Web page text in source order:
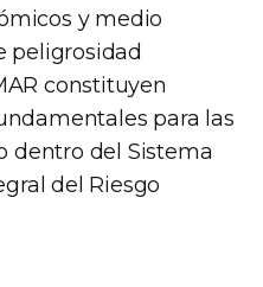
y medio
peligrosidad
constituyen
para las
dentro del Sistema
del Riesgo